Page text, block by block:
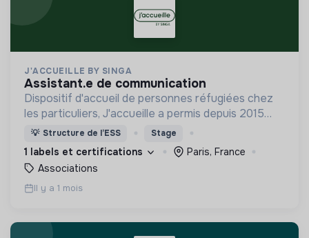
J'ACCUEILLE BY SINGA
assistant.e de communication
Dispositif d'accueil de personnes réfugiées chez
les particuliers, J'accueille a permis depuis 2015
l'accueil de plus de 1000 personnes dans leur
parcours d'inclusion en France.
💡 Structure de l’ESS Stage
1 labels et certifications
Paris, France
Associations
Il y a 1 mois